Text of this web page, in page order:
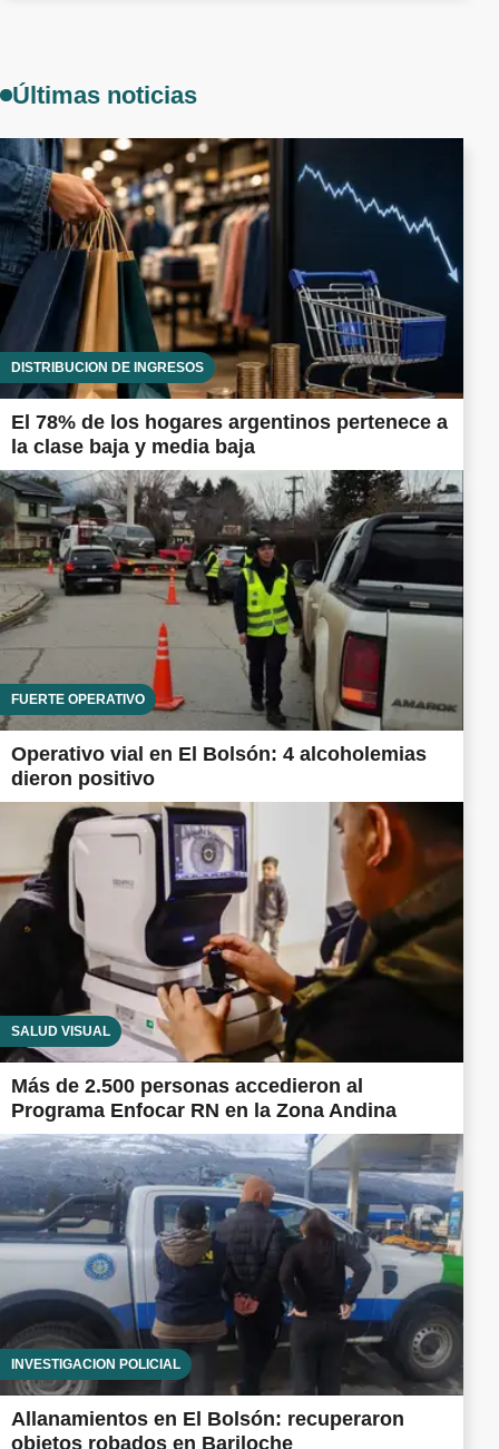
Últimas noticias
DISTRIBUCIÓN DE INGRESOS
El 78% de los hogares argentinos pertenece a
la clase baja y media baja
FUERTE OPERATIVO
Operativo vial en El Bolsón: 4 alcoholemias
dieron positivo
SALUD VISUAL
Más de 2.500 personas accedieron al
Programa Enfocar RN en la Zona Andina
INVESTIGACIÓN POLICIAL
Allanamientos en El Bolsón: recuperaron
objetos robados en Bariloche